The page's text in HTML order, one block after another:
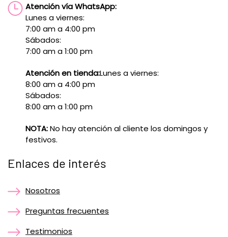
Atención vía WhatsApp:
Lunes a viernes:
7:00 am a 4:00 pm
Sábados:
7:00 am a 1:00 pm
Atención en tienda:Lunes a viernes:
8:00 am a 4:00 pm
Sábados:
8:00 am a 1:00 pm
NOTA:No hay atención al cliente los domingos y
festivos.
Enlaces de interés
Nosotros
Preguntas frecuentes
Testimonios